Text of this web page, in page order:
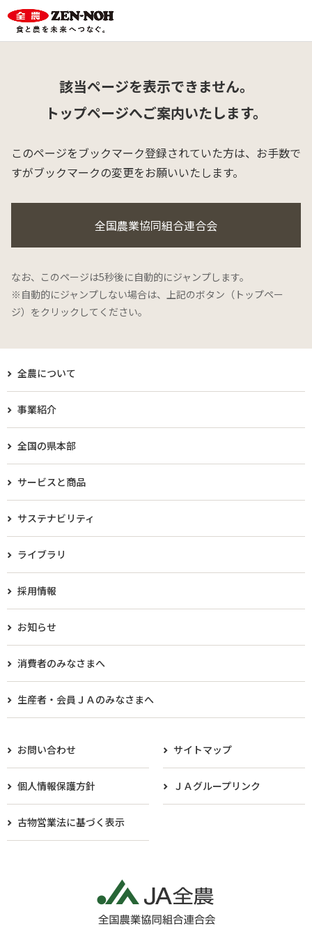
該当ページを表示できません。
トップページへご案内いたします。
このページをブックマーク登録されていた方は、 お手数で
すがブックマークの変更をお願いいたします。
全国農業協同組合連合会
なお、このページは5秒後に自動的にジャンプします。
※自動的にジャンプしない場合は、上記のボタン（トップペー
ジ）をクリックしてください。
全農について
事業紹介
全国の県本部
サービスと商品
サステナビリティ
ライブラリ
採用情報
お知らせ
消費者のみなさまへ
生産者・会員ＪＡのみなさまへ​
お問い合わせ サイトマップ
個人情報保護方針 ＪＡグループリンク
古物営業法に基づく表示